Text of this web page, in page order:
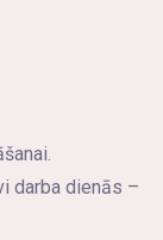
darba dienās –